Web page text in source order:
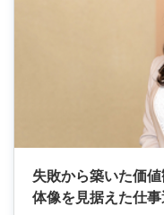
失敗から築いた価
体像を見据えた仕事